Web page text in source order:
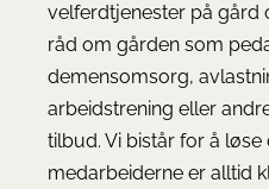
velferdtjenester på gård
råd om gården som
demensomsorg,
arbeidstrening eller
tilbud. Vi bistår for å
medarbeiderne er alltid